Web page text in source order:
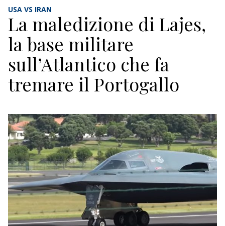
RICERCA
ECONOMIA
TURISMO
CULTURA
EDITORIALI
USA VS IRAN
La maledizione di Lajes,
la base militare
sull’Atlantico che fa
tremare il Portogallo